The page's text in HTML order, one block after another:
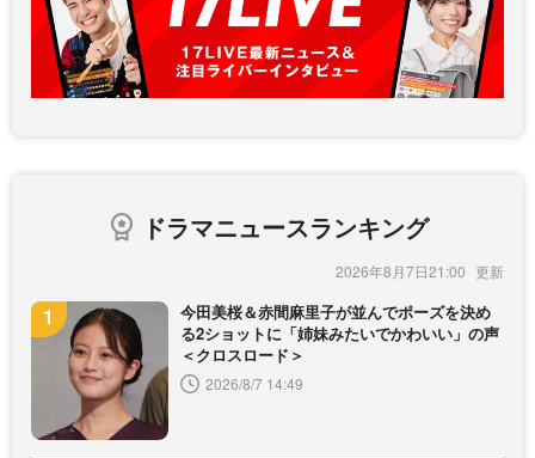
ドラマニュースランキング
2026年8月7日21:00
今田美桜＆赤間麻里子が並んでポーズを決め
る2ショットに「姉妹みたいでかわいい」の声
＜クロスロード＞
2026/8/7 14:49